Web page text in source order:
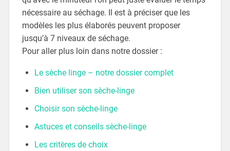
nécessaire au séchage. Il est à préciser que les
modèles les plus élaborés peuvent proposer
jusqu’à 7 niveaux de séchage.
Pour aller plus loin dans notre dossier :
Le sèche linge – notre dossier complet
Bien utiliser son sèche-linge
Choisir son sèche-linge
Astuces et conseils sèche-linge
Les critères de choix